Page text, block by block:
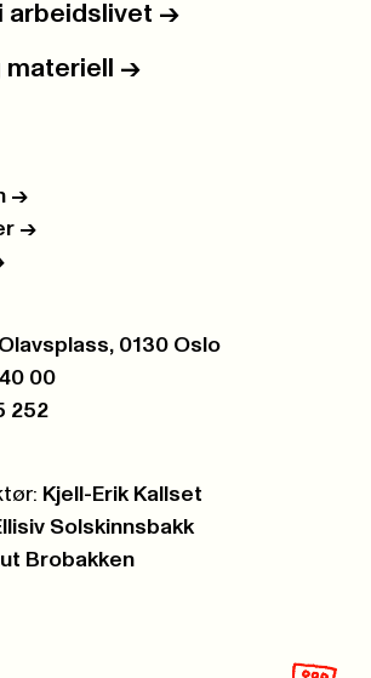
arbeidslivet ->
->
->
->
0130 Oslo
00
252
Kjell-Erik Kallset
Solskinnsbakk
Brobakken